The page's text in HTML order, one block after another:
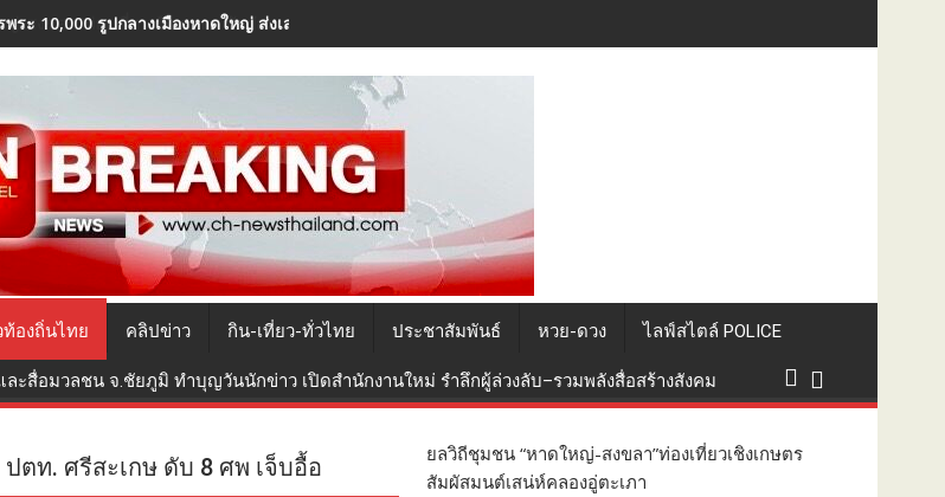
ะ 10,000 รูปกลางเมืองหาดใหญ่ ส่งเสริมบุญ-กระตุ้นท่องเที่ยวถิ่นใต้
ท้องถิ่นไทย คลิปข่าว กิน-เที่ยว-ทั่วไทย ประชาสัมพันธ์ หวย-ดวง ไลฟ์สไตล์ POLICE
ะสื่อมวลชน จ.ชัยภูมิ ทำบุญวันนักข่าว เปิดสำนักงานใหม่ รำลึกผู้ล่วงลับ–รวมพลังสื่อสร้างสังคม
ตท. ศรีสะเกษ ดับ 8 ศพ เจ็บอื้อ
ยลวิถีชุมชน “หาดใหญ่-สงขลา”ท่องเที่ยวเชิงเกษตร
สัมผัสมนต์เสน่ห์คลองอู่ตะเภา